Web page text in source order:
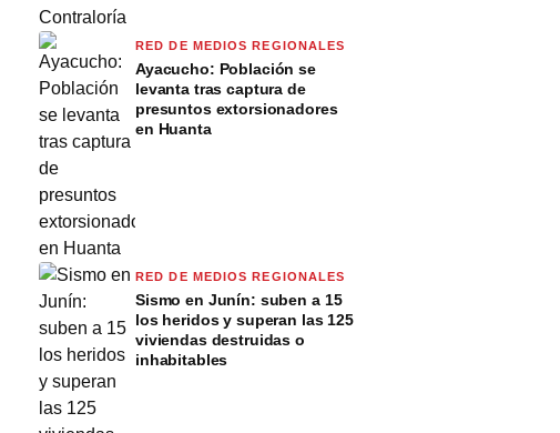
RED DE MEDIOS REGIONALES
Ayacucho: Población se
levanta tras captura de
presuntos extorsionadores
en Huanta
RED DE MEDIOS REGIONALES
Sismo en Junín: suben a 15
los heridos y superan las 125
viviendas destruidas o
inhabitables